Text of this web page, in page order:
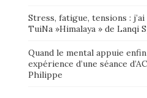
Stress, fatigue, tensions :
TuiNa »Himalaya » de Lanqi
Quand le mental appuie
expérience d’une séance
Philippe